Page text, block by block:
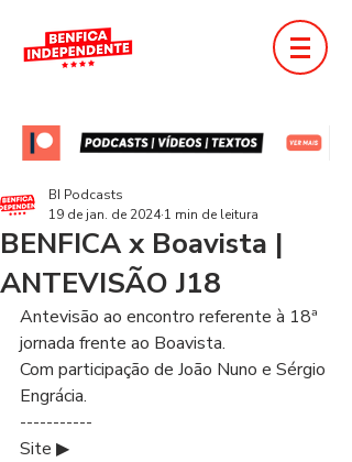
BENFICA x Boavista |
ANTEVISÃO J18
BI Podcasts
19 de jan. de 2024 1 min de leitura
Antevisão ao encontro referente à 18ª
jornada frente ao Boavista.
Com participação de João Nuno e Sérgio
Engrácia.
-----------
Site ▶